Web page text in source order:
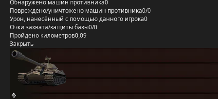
Обнаружено машин противника0
Повреждено/уничтожено машин противника0/0
Урон, нанесённый с помощью данного игрока0
Очки захвата/защиты базы0/0
Пройдено километров0,09
Закрыть